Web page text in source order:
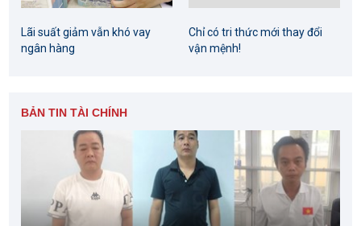
Lãi suất giảm vẫn khó vay
ngân hàng
Chỉ có tri thức mới thay đổi
vận mệnh!
BẢN TIN TÀI CHÍNH